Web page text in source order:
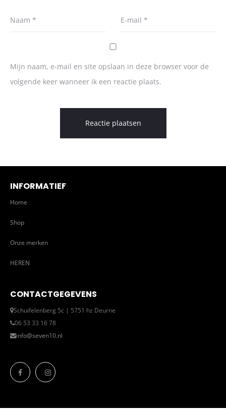
Naam * E-mail *
Mijn naam, e-mail en site opslaan in deze browser voor de
volgende keer wanneer ik een reactie plaats.
INFORMATIEF
Home
Shop
Onze merken
HEREN
CONTACTGEGEVENS
Schuifelenberg 5c | 5751 hz Deurne
06 53 33 16 78
info@seven10.nl